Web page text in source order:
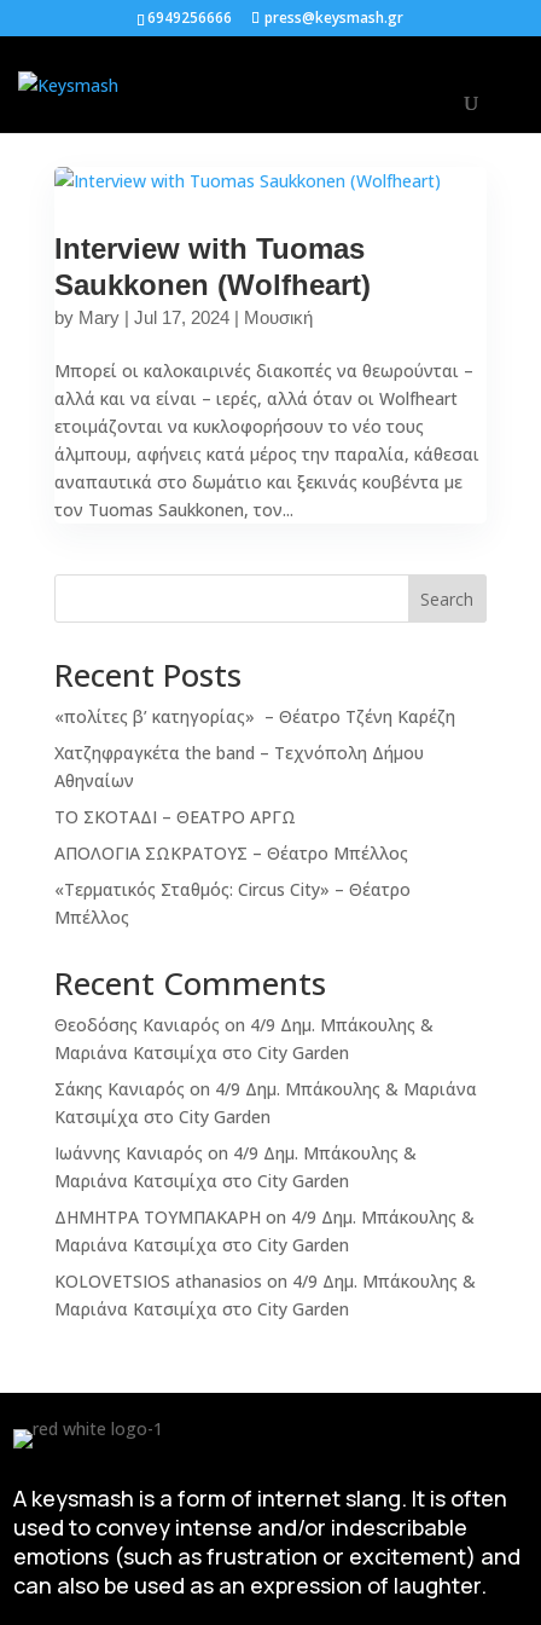
6949256666 press@keysmash.gr
Interview with Tuomas
Saukkonen (Wolfheart)
by Mary| Jul 17, 2024| Μουσική
Μπορεί οι καλοκαιρινές διακοπές να θεωρούνται –
αλλά και να είναι – ιερές, αλλά όταν οι Wolfheart
ετοιμάζονται να κυκλοφορήσουν το νέο τους
άλμπουμ, αφήνεις κατά μέρος την παραλία, κάθεσαι
αναπαυτικά στο δωμάτιο και ξεκινάς κουβέντα με
τον Tuomas Saukkonen, τον...
Search
Recent Posts
«πολίτες β’ κατηγορίας» – Θέατρο Τζένη Καρέζη
Χατζηφραγκέτα the band – Τεχνόπολη Δήμου
Αθηναίων
ΤΟ ΣΚΟΤΑΔΙ – ΘΕΑΤΡΟ ΑΡΓΩ
ΑΠΟΛΟΓΙΑ ΣΩΚΡΑΤΟΥΣ – Θέατρο Μπέλλος
«Τερματικός Σταθμός: Circus City» – Θέατρο
Μπέλλος
Recent Comments
Θεοδόσης Κανιαρός on 4/9 Δημ. Μπάκουλης &
Μαριάνα Κατσιμίχα στο City Garden
Σάκης Κανιαρός on 4/9 Δημ. Μπάκουλης & Μαριάνα
Κατσιμίχα στο City Garden
Ιωάννης Κανιαρός on 4/9 Δημ. Μπάκουλης &
Μαριάνα Κατσιμίχα στο City Garden
ΔΗΜΗΤΡΑ ΤΟΥΜΠΑΚΑΡΗ on 4/9 Δημ. Μπάκουλης &
Μαριάνα Κατσιμίχα στο City Garden
KOLOVETSIOS athanasios on 4/9 Δημ. Μπάκουλης &
Μαριάνα Κατσιμίχα στο City Garden
A keysmash is a form of internet slang. It is often
used to convey intense and/or indescribable
emotions (such as frustration or excitement) and
can also be used as an expression of laughter.